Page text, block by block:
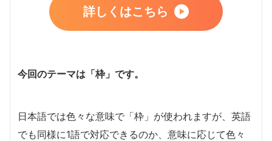
詳しくはこちら
今回のテーマは「枠」です。
日本語では色々な意味で「枠」が使われますが、英語
でも同様に1語で対応できるのか、意味に応じて色々